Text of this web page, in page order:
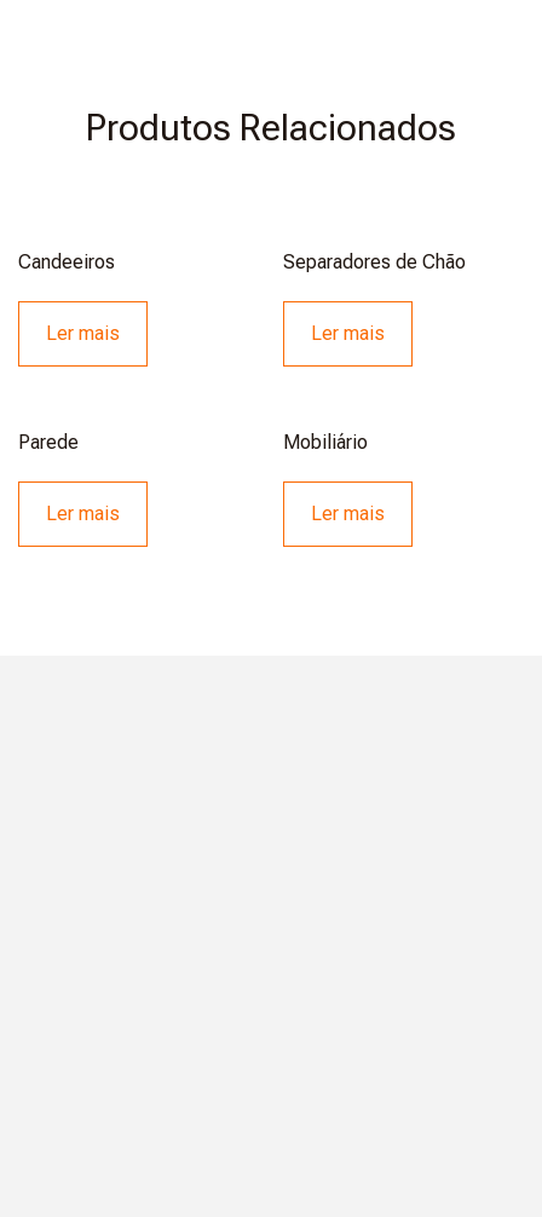
Produtos Relacionados
Candeeiros
Ler mais
Separadores de Chão
Ler mais
Parede
Ler mais
Mobiliário
Ler mais